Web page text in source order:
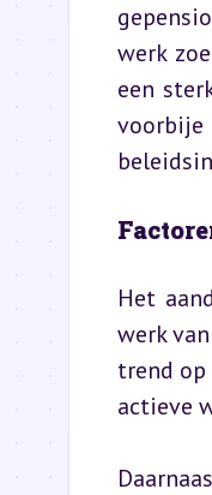
werk
een
voorbije
Het
werk
trend op
actieve